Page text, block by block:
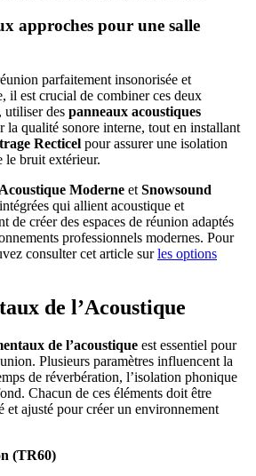
approches pour une salle
parfaitement insonorisée et
il est crucial de combiner ces deux
utiliser des panneaux acoustiques
la qualité sonore interne, tout en installant
Recticel pour assurer une isolation
le bruit extérieur.
Acoustique Moderne et Snowsound
qui allient acoustique et
de créer des espaces de réunion adaptés
professionnels modernes. Pour
consulter cet article surles options
de l’Acoustique
de l’acoustique est essentiel pour
Plusieurs paramètres influencent la
de réverbération, l’isolation phonique
Chacun de ces éléments doit être
et ajusté pour créer un environnement
(TR60)